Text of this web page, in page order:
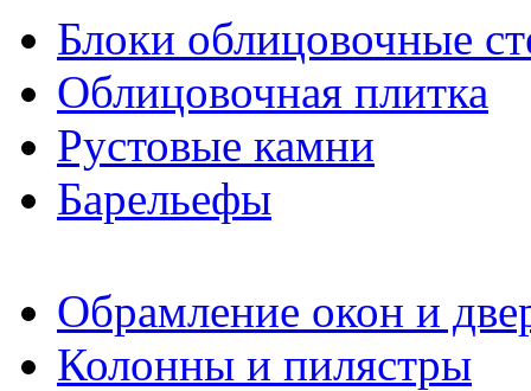
Блоки облицовочные
Облицовочная плитка
Рустовые камни
Барельефы
Обрамление окон и
Колонны и пилястры